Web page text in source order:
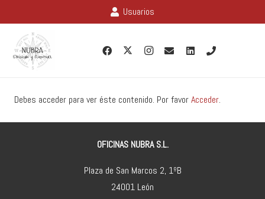
Usuarios
Debes acceder para ver éste contenido. Por favorAcceder.
OFICINAS NUBRA S.L.
Plaza de San Marcos 2, 1ºB
24001 León